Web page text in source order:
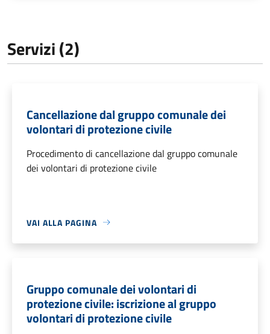
Servizi (2)
Cancellazione dal gruppo comunale dei
volontari di protezione civile
Procedimento di cancellazione dal gruppo comunale
dei volontari di protezione civile
VAI ALLA PAGINA
Gruppo comunale dei volontari di
protezione civile: iscrizione al gruppo
volontari di protezione civile